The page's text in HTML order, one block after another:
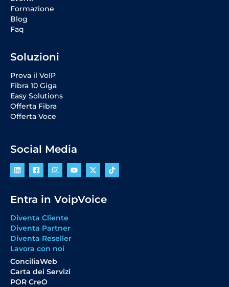
Formazione
Blog
Faq
Soluzioni
Prova il VoIP
Fibra 10 Giga
Easy Solutions
Offerta Fibra
Offerta Voce
Social Media
Entra in VoipVoice
Diventa Cliente
Diventa Partner
Diventa Reseller
Lavora con noi
ConciliaWeb
Carta dei Servizi
POR CreO